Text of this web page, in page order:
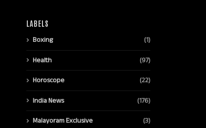
LABELS
Boxing (1)
Health (97)
Horoscope (22)
India News (176)
Malayoram Exclusive (3)